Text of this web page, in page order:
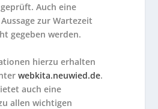
Auch eine
zur Wartezeit
gegeben werden.
hierzu erhalten
webkita.neuwied.de.
auch eine
allen wichtigen